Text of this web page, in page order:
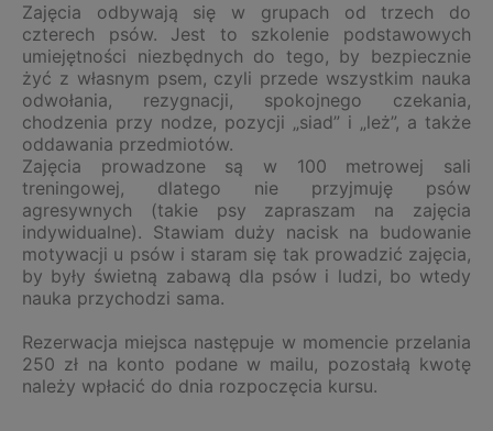
Zajęcia odbywają się w grupach od trzech do
czterech psów. Jest to szkolenie podstawowych
umiejętności niezbędnych do tego, by bezpiecznie
żyć z własnym psem, czyli przede wszystkim nauka
odwołania, rezygnacji, spokojnego czekania,
chodzenia przy nodze, pozycji „siad” i „leż”, a także
oddawania przedmiotów.
Zajęcia prowadzone są w 100 metrowej sali
treningowej, dlatego nie przyjmuję psów
agresywnych (takie psy zapraszam na zajęcia
indywidualne). Stawiam duży nacisk na budowanie
motywacji u psów i staram się tak prowadzić zajęcia,
by były świetną zabawą dla psów i ludzi, bo wtedy
nauka przychodzi sama.
Rezerwacja miejsca następuje w momencie przelania
250 zł na konto podane w mailu, pozostałą kwotę
należy wpłacić do dnia rozpoczęcia kursu.